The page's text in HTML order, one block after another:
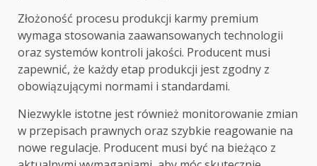
Złożoność procesu produkcji karmy premium
wymaga stosowania zaawansowanych technologii
oraz systemów kontroli jakości. Producent musi
zapewnić, że każdy etap produkcji jest zgodny z
obowiązującymi normami i standardami.
Niezwykle istotne jest również monitorowanie zmian
w przepisach prawnych oraz szybkie reagowanie na
nowe regulacje. Producent musi być na bieżąco z